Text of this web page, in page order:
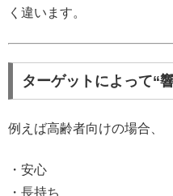
く違います。
ターゲットによって“
例えば高齢者向けの場合、
・安心
・長持ち